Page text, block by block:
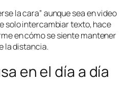
la cara” aunque sea en video
solo intercambiar texto, hace
en cómo se siente mantener
la distancia.
en el día a día